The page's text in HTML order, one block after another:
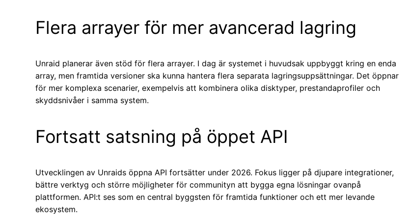
Flera arrayer för mer avancerad lagring
Unraid planerar även stöd för flera arrayer. I dag är systemet i huvudsak uppbyggt kring en enda
array, men framtida versioner ska kunna hantera flera separata lagringsuppsättningar. Det öppnar
för mer komplexa scenarier, exempelvis att kombinera olika disktyper, prestandaprofiler och
skyddsnivåer i samma system.
Fortsatt satsning på öppet API
Utvecklingen av Unraids öppna API fortsätter under 2026. Fokus ligger på djupare integrationer,
bättre verktyg och större möjligheter för communityn att bygga egna lösningar ovanpå
plattformen. API:t ses som en central byggsten för framtida funktioner och ett mer levande
ekosystem.